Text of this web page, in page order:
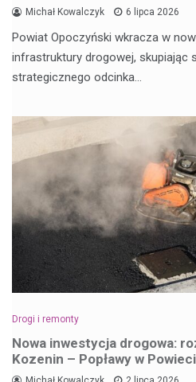
Michał Kowalczyk 6 lipca 2026
Powiat Opoczyński wkracza w
infrastruktury drogowej, skupiając
strategicznego odcinka…
Drogi i remonty
Nowa inwestycja drogowa:
Kozenin – Popławy w